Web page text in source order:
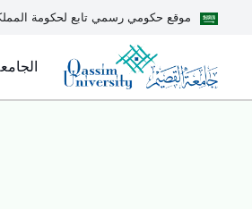
موقع حكومي رسمي تابع لحكومة